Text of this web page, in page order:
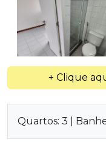
+ Clique
Quartos: 3 |